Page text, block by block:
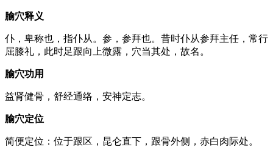
腧穴释义
仆，卑称也，指仆从。参，参拜也。昔时仆从参拜主任，常行
屈膝礼，此时足跟向上微露，穴当其处，故名。
腧穴功用
益肾健骨，舒经通络，安神定志。
腧穴定位
简便定位：位于跟区，昆仑直下，跟骨外侧，赤白肉际处。